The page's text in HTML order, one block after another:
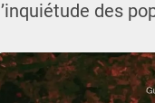
l’inquiétude des